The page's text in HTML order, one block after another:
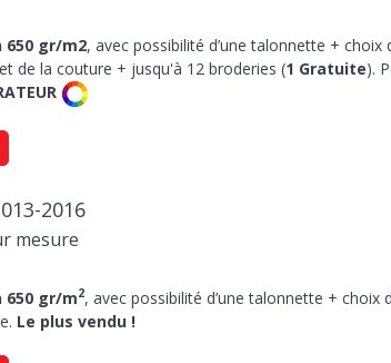
650 gr/m2, avec possibilité d’une talonnette + choix
de la couture + jusqu'à 12 broderies (1 Gratuite).
2016
mesure
650 gr/m2, avec possibilité d’une talonnette + choix
Le plus vendu !